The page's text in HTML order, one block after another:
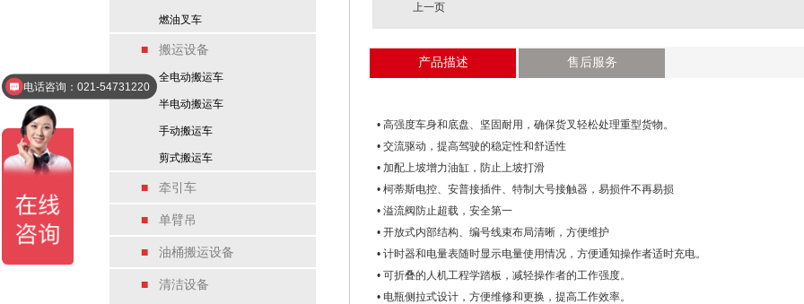
燃油叉车
■ 搬运设备
全电动搬运车
半电动搬运车
手动搬运车
剪式搬运车
■ 牵引车
■ 单臂吊
■ 油桶搬运设备
■ 清洁设备
上一页
产品描述 售后服务
• 高强度车身和底盘、坚固耐用，确保货叉轻松处理重型货物。
• 交流驱动，提高驾驶的稳定性和舒适性
• 加配上坡增力油缸，防止上坡打滑
• 柯蒂斯电控、安普接插件、特制大号接触器，易损件不再易损
• 溢流阀防止超载，安全第一
• 开放式内部结构、编号线束布局清晰，方便维护
• 计时器和电量表随时显示电量使用情况，方便通知操作者适时充电。
• 可折叠的人机工程学踏板，减轻操作者的工作强度。
• 电瓶侧拉式设计，方便维修和更换，提高工作效率。
电话咨询：021-54731220
添加微信：15021348718